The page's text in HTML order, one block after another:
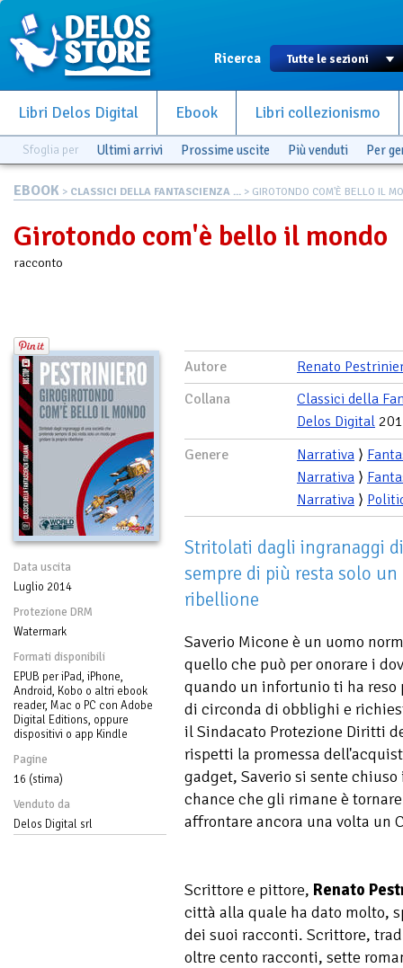
Ricerca
Libri Delos Digital Ebook Libri collezionismo
Sfoglia per Ultimi arrivi Prossime uscite Più venduti Per
EBOOK > CLASSICI DELLA FANTASCIENZA ... > GIROTONDO COM'È BELLO IL
Girotondo com'è bello il mondo
racconto
Data uscita
Luglio 2014
Protezione DRM
Watermark
Formati disponibili
EPUB per iPad, iPhone,
Android, Kobo o altri ebook
reader, Mac o PC con Adobe
Digital Editions, oppure
dispositivi o app Kindle
Pagine
16 (stima)
Venduto da
Delos Digital srl
Autore
Renato
Collana
Classici della
Delos Digital
Genere
Narrativa ⟩
Narrativa ⟩
Narrativa ⟩
Stritolati dagli ingranaggi
sempre di più resta solo
ribellione
Saverio Micone è un uomo
quello che può per onorare i
quando un infortunio ti ha
di circonda di obblighi e
il Sindacato Protezione Diritti
rispetti la promessa
gadget, Saverio si sente
chance che gli rimane è
affrontare ancora una volta un
Scrittore e pittore, Renato
città alla quale ha dato molto,
dei suoi racconti. Scrittore,
oltre cento racconti, sette